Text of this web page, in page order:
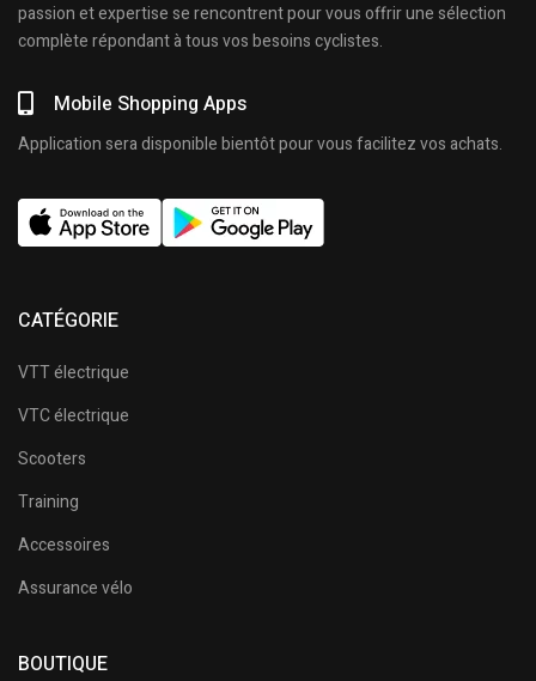
passion et expertise se rencontrent pour vous offrir une sélection
complète répondant à tous vos besoins cyclistes.
Mobile Shopping Apps
Application sera disponible bientôt pour vous facilitez vos achats.
CATÉGORIE
VTT électrique
VTC électrique
Scooters
Training
Accessoires
Assurance vélo
BOUTIQUE